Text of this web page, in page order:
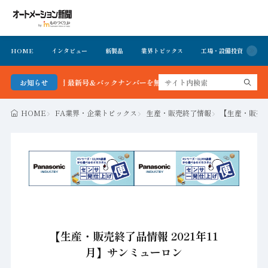
HOME インタビュー 新製品 業界トピックス 工場・設備投資
お知らせ
ン新聞 最新号＆バックナンバーを無料で公開中 詳細はこちら
HOME FA業界・企業トピックス 生産・販売終了情報 【生産・販
【生産・販売終了品情報 2021年11
月】サンミューロン